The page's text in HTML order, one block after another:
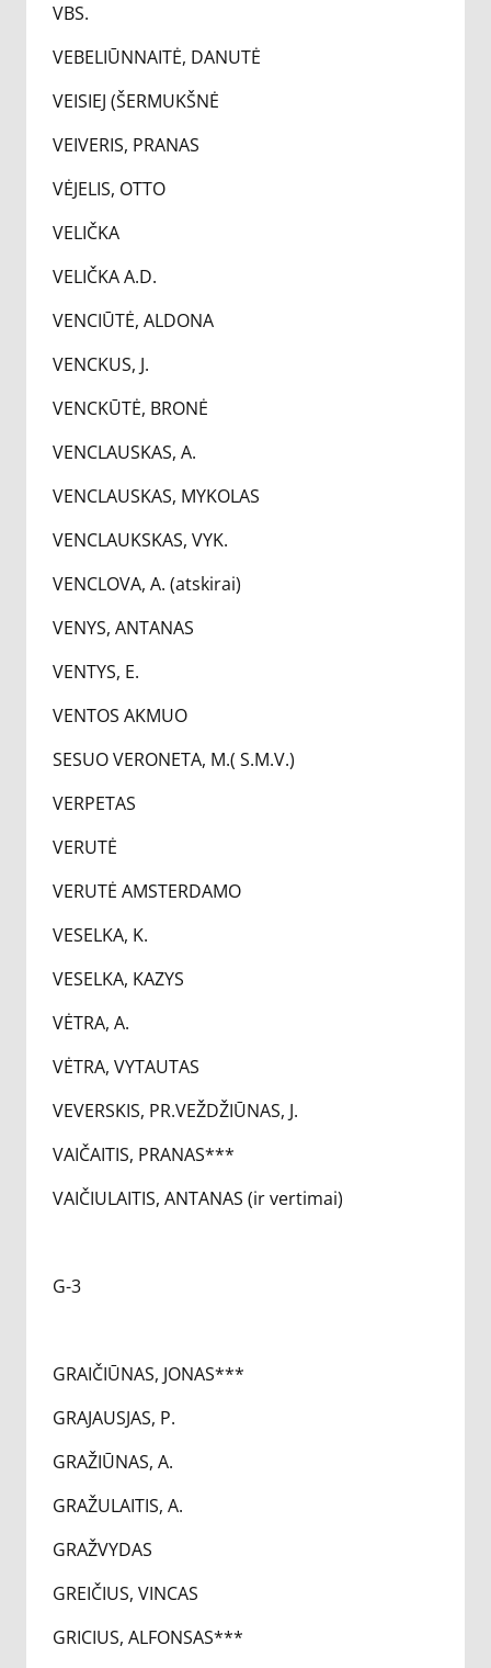
VBS.
VEBELIŪNNAITĖ, DANUTĖ
VEISIEJ (ŠERMUKŠNĖ
VEIVERIS, PRANAS
VĖJELIS, OTTO
VELIČKA
VELIČKA A.D.
VENCIŪTĖ, ALDONA
VENCKUS, J.
VENCKŪTĖ, BRONĖ
VENCLAUSKAS, A.
VENCLAUSKAS, MYKOLAS
VENCLAUKSKAS, VYK.
VENCLOVA, A. (atskirai)
VENYS, ANTANAS
VENTYS, E.
VENTOS AKMUO
SESUO VERONETA, M.( S.M.V.)
VERPETAS
VERUTĖ
VERUTĖ AMSTERDAMO
VESELKA, K.
VESELKA, KAZYS
VĖTRA, A.
VĖTRA, VYTAUTAS
VEVERSKIS, PR.VEŽDŽIŪNAS, J.
VAIČAITIS, PRANAS***
VAIČIULAITIS, ANTANAS (ir vertimai)
G-3
GRAIČIŪNAS, JONAS***
GRAJAUSJAS, P.
GRAŽIŪNAS, A.
GRAŽULAITIS, A.
GRAŽVYDAS
GREIČIUS, VINCAS
GRICIUS, ALFONSAS***